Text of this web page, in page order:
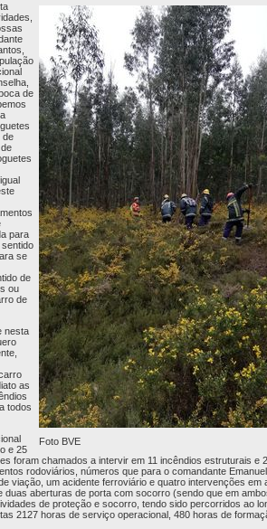
Foto BVE
de
de
para
se
de
ou
de
nesta
as
todos
e 25
foram chamados a intervir em 11 incêndios estruturais e
rodoviários, números que para o comandante
viação, um acidente ferroviário e quatro intervenções em
aberturas de porta com socorro (sendo que em
de proteção e socorro, tendo sido percorridos ao
2127 horas de serviço operacional, 480 horas de